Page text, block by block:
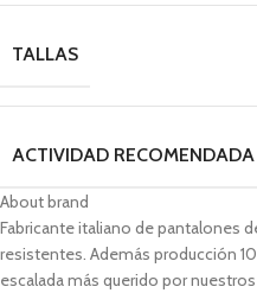
TALLAS
ACTIVIDAD RECOMENDADA
About brand
Fabricante italiano de pantalones
resistentes. Además producción
escalada más querido por